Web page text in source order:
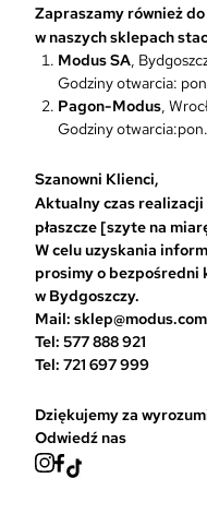
Zapraszamy również
w naszych sklepach
Modus SA,
Godziny otwarcia:
Pagon-Modus,
Godziny
Szanowni Klienci,
Aktualny czas
płaszcze [szyte na
W celu uzyskania
prosimy o bezpośredni
w Bydgoszczy.
Mail:
Tel: 577 888 921
Tel: 721 697 999
Dziękujemy za
Odwiedź nas